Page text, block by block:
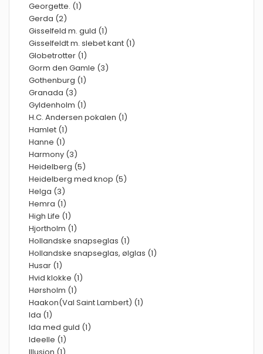
Georgette. (1)
Gerda (2)
Gisselfeld m. guld (1)
Gisselfeldt m. slebet kant (1)
Globetrotter (1)
Gorm den Gamle (3)
Gothenburg (1)
Granada (3)
Gyldenholm (1)
H.C. Andersen pokalen (1)
Hamlet (1)
Hanne (1)
Harmony (3)
Heidelberg (5)
Heidelberg med knop (5)
Helga (3)
Hemra (1)
High Life (1)
Hjortholm (1)
Hollandske snapseglas (1)
Hollandske snapseglas, ølglas (1)
Husar (1)
Hvid klokke (1)
Hørsholm (1)
Haakon(Val Saint Lambert) (1)
Ida (1)
Ida med guld (1)
Ideelle (1)